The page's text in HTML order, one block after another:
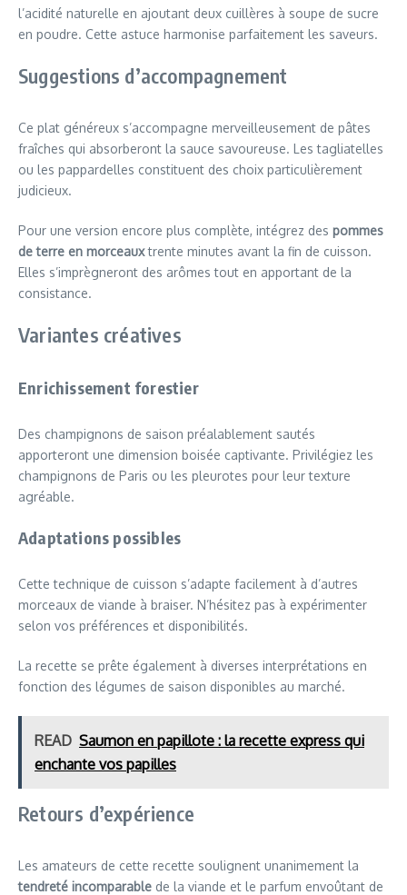
l’acidité naturelle en ajoutant deux cuillères à soupe de sucre
en poudre. Cette astuce harmonise parfaitement les saveurs.
Suggestions d’accompagnement
Ce plat généreux s’accompagne merveilleusement de pâtes
fraîches qui absorberont la sauce savoureuse. Les tagliatelles
ou les pappardelles constituent des choix particulièrement
judicieux.
Pour une version encore plus complète, intégrez des pommes
de terre en morceauxtrente minutes avant la fin de cuisson.
Elles s’imprègneront des arômes tout en apportant de la
consistance.
Variantes créatives
Enrichissement forestier
Des champignons de saison préalablement sautés
apporteront une dimension boisée captivante. Privilégiez les
champignons de Paris ou les pleurotes pour leur texture
agréable.
Adaptations possibles
Cette technique de cuisson s’adapte facilement à d’autres
morceaux de viande à braiser. N’hésitez pas à expérimenter
selon vos préférences et disponibilités.
La recette se prête également à diverses interprétations en
fonction des légumes de saison disponibles au marché.
READ Saumon en papillote : la recette express qui
enchante vos papilles
Retours d’expérience
Les amateurs de cette recette soulignent unanimement la
tendreté incomparable de la viande et le parfum envoûtant de